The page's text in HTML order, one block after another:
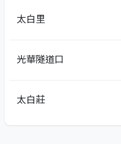
太白里
光華隧道口
太白莊